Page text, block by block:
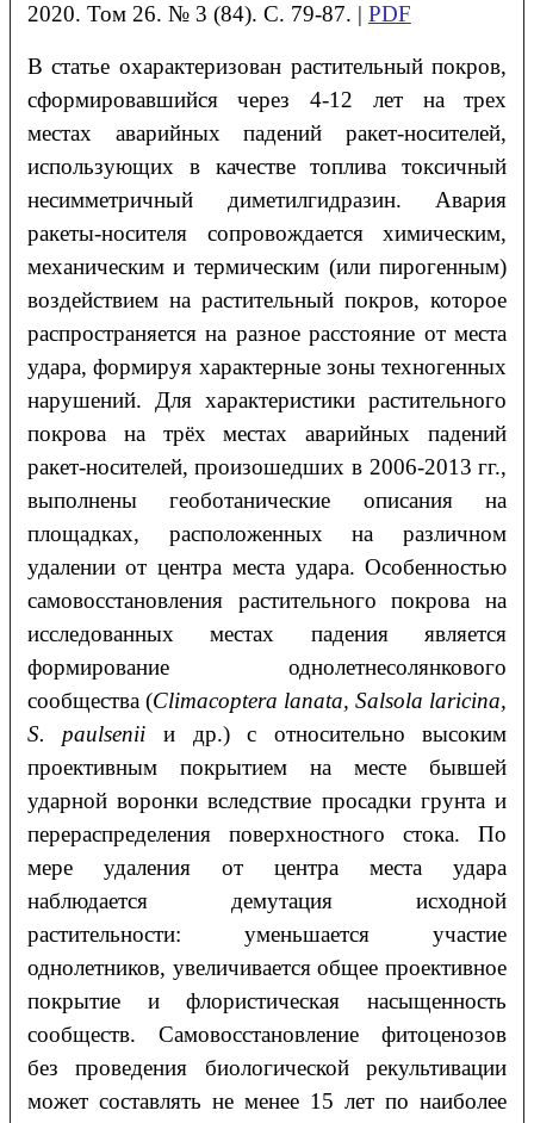
2020. Том 26. № 3 (84). С. 79-87. | PDF
В статье охарактеризован растительный покров,
сформировавшийся через 4-12 лет на трех
местах аварийных падений ракет-носителей,
использующих в качестве топлива токсичный
несимметричный диметилгидразин. Авария
ракеты-носителя сопровождается химическим,
механическим и термическим (или пирогенным)
воздействием на растительный покров, которое
распространяется на разное расстояние от места
удара, формируя характерные зоны техногенных
нарушений. Для характеристики растительного
покрова на трёх местах аварийных падений
ракет-носителей, произошедших в 2006-2013 гг.,
выполнены геоботанические описания на
площадках, расположенных на различном
удалении от центра места удара. Особенностью
самовосстановления растительного покрова на
исследованных местах падения является
формирование однолетнесолянкового
сообщества (Climacoptera lanata,Salsola laricina,
S.paulsenii и др.) с относительно высоким
проективным покрытием на месте бывшей
ударной воронки вследствие просадки грунта и
перераспределения поверхностного стока. По
мере удаления от центра места удара
наблюдается демутация исходной
растительности: уменьшается участие
однолетников, увеличивается общее проективное
покрытие и флористическая насыщенность
сообществ. Самовосстановление фитоценозов
без проведения биологической рекультивации
может составлять не менее 15 лет по наиболее